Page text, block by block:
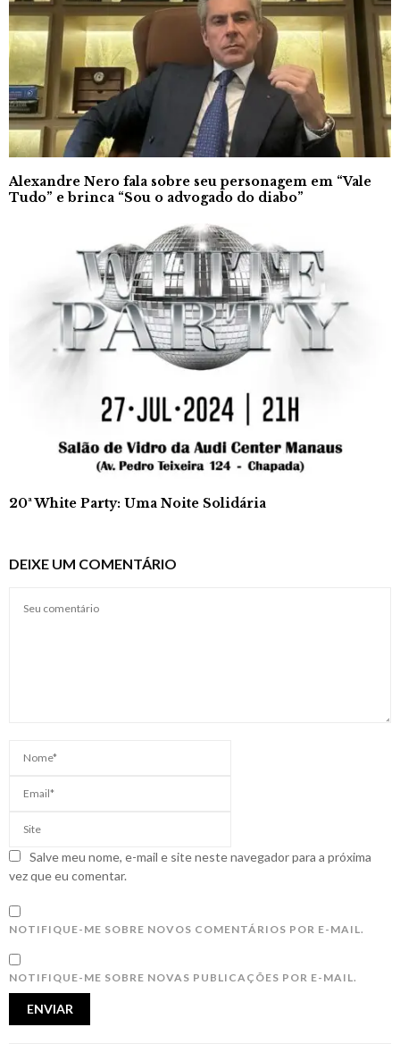
Alexandre Nero fala sobre seu personagem em “Vale
Tudo” e brinca “Sou o advogado do diabo”
20ª White Party: Uma Noite Solidária
DEIXE UM COMENTÁRIO
Salve meu nome, e-mail e site neste navegador para a próxima
vez que eu comentar.
NOTIFIQUE-ME SOBRE NOVOS COMENTÁRIOS POR E-MAIL.
NOTIFIQUE-ME SOBRE NOVAS PUBLICAÇÕES POR E-MAIL.